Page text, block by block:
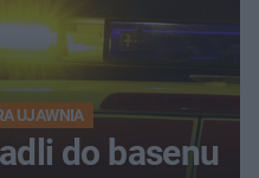
UJAWNIA
do basenu